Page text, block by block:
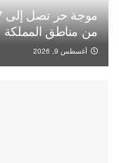
من مناطق المملكة
أغسطس 9, 2026